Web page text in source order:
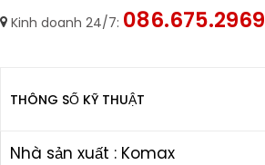
Kinh doanh 24/7: 086.675.2969
THÔNG SỐ KỸ THUẬT
Nhà sản xuất : Komax